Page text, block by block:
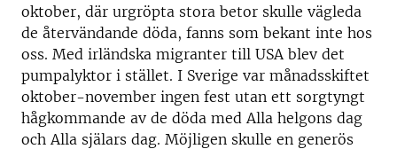
oktober, där urgröpta stora betor skulle vägleda
de återvändande döda, fanns som bekant inte hos
oss. Med irländska migranter till USA blev det
pumpalyktor i stället. I Sverige var månadsskiftet
oktober-november ingen fest utan ett sorgtyngt
hågkommande av de döda med Alla helgons dag
och Alla själars dag. Möjligen skulle en generös